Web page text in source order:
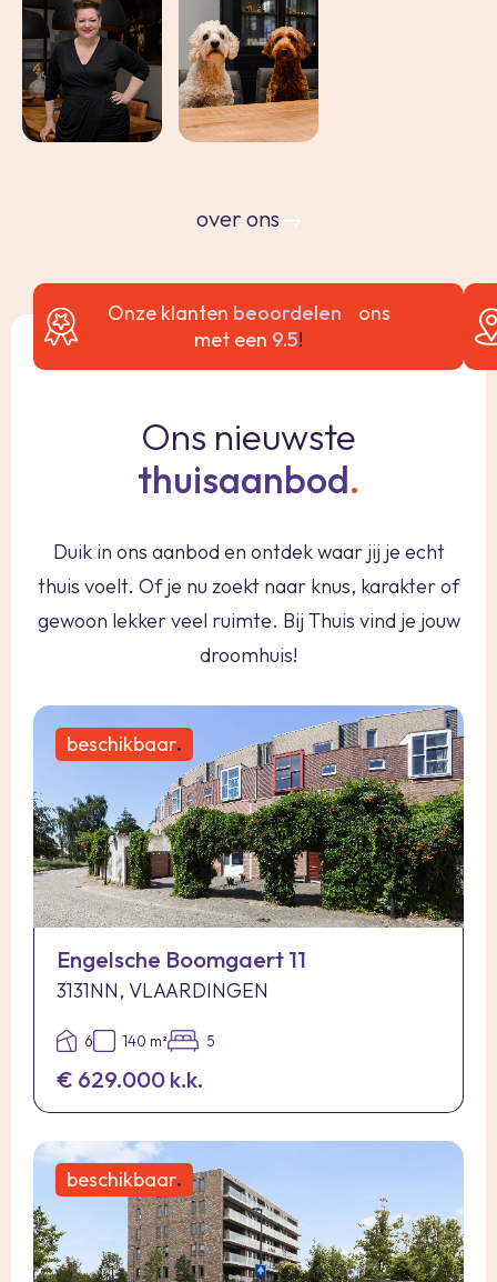
over ons
Onze klanten beoordelen ons
met een 9.5!
Ons nieuwste
thuisaanbod.
Duik in ons aanbod en ontdek waar jij je echt
thuis voelt. Of je nu zoekt naar knus, karakter of
gewoon lekker veel ruimte. Bij Thuis vind je jouw
droomhuis!
beschikbaar.
Engelsche Boomgaert 11
3131NN, VLAARDINGEN
6 140 m² 5
€ 629.000 k.k.
beschikbaar.